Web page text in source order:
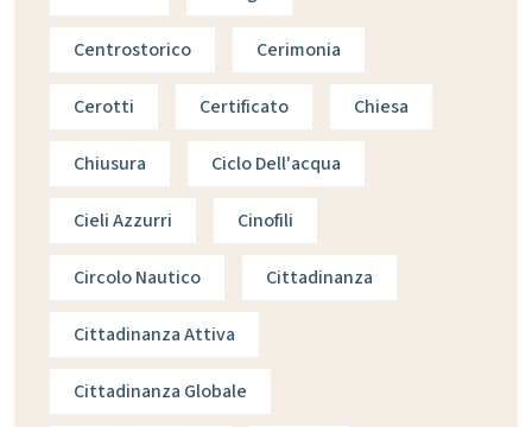
Centrostorico Cerimonia
Cerotti Certificato Chiesa
Chiusura Ciclo Dell'acqua
Cieli Azzurri Cinofili
Circolo Nautico Cittadinanza
Cittadinanza Attiva
Cittadinanza Globale